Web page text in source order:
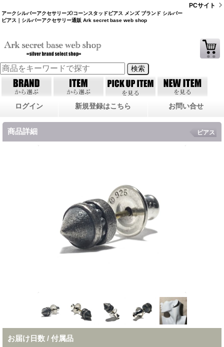
アークシルバーアクセサリーズ/コーンスタッドピアス メンズ ブランド シルバー
ピアス｜シルバーアクセサリー通販 Ark secret base web shop
PCサイト
ログイン 新規登録はこちら お問い合せ
商品詳細 ピアス
お届け日数 / 付属品